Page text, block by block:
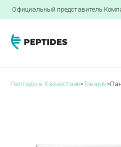
Официальный представитель
Пептиды в Казахстане>Товары>